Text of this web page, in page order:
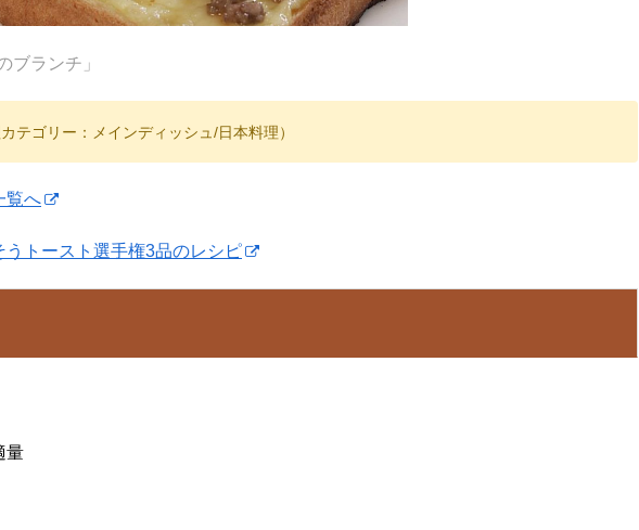
ブランチ」
テゴリー：メインディッシュ/日本料理）
覧へ
うトースト選手権3品のレシピ
量